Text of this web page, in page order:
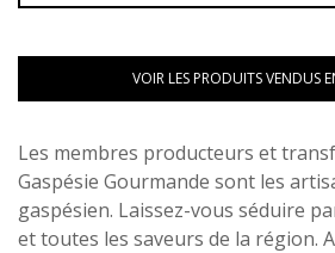
VOIR LES PRODUITS VENDUS
Les membres producteurs et
Gaspésie Gourmande sont les
gaspésien. Laissez-vous séduire
et toutes les saveurs de la région.